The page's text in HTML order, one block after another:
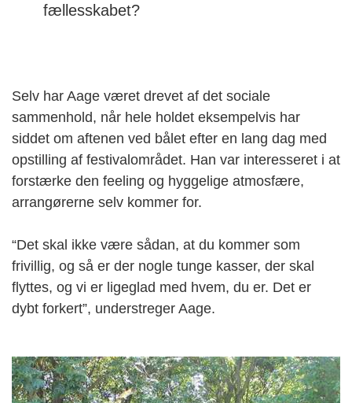
fællesskabet?
Selv har Aage været drevet af det sociale
sammenhold, når hele holdet eksempelvis har
siddet om aftenen ved bålet efter en lang dag med
opstilling af festivalområdet. Han var interesseret i at
forstærke den feeling og hyggelige atmosfære,
arrangørerne selv kommer for.
“Det skal ikke være sådan, at du kommer som
frivillig, og så er der nogle tunge kasser, der skal
flyttes, og vi er ligeglad med hvem, du er. Det er
dybt forkert”, understreger Aage.